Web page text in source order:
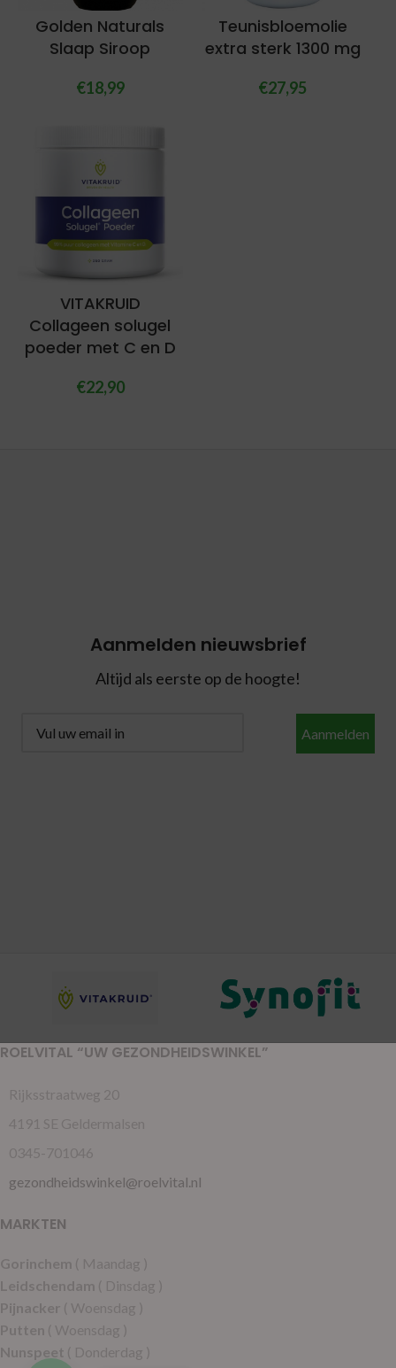
Golden Naturals
Slaap Siroop
€18,99
Teunisbloemolie
extra sterk 1300 mg
€27,95
VITAKRUID
Collageen solugel
poeder met C en D
€22,90
Aanmelden nieuwsbrief
Altijd als eerste op de hoogte!
Aanmelden
ROELVITAL “UW GEZONDHEIDSWINKEL”
Rijksstraatweg 20
4191 SE Geldermalsen
0345-701046
gezondheidswinkel@roelvital.nl
MARKTEN
Gorinchem ( Maandag )
Leidschendam ( Dinsdag )
Pijnacker ( Woensdag )
Putten ( Woensdag )
Nunspeet ( Donderdag )